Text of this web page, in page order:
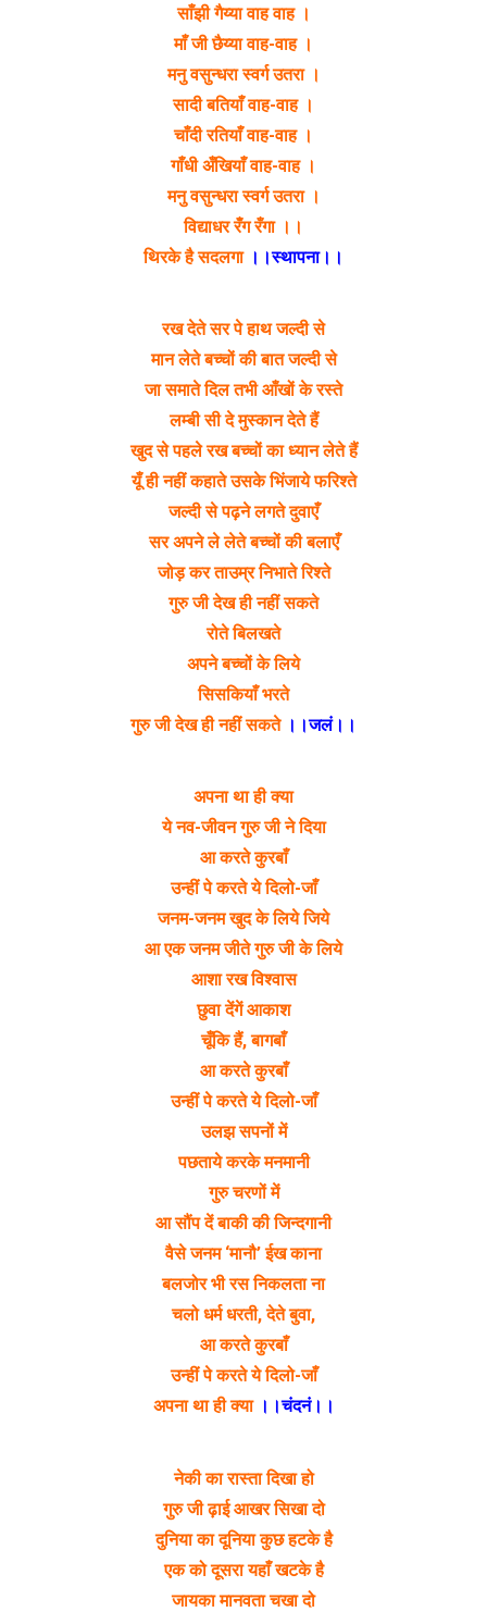
साँझी गैय्या वाह वाह ।
माँ जी छैय्या वाह-वाह ।
मनु वसुन्धरा स्वर्ग उतरा ।
सादी बतियाँ वाह-वाह ।
चाँदी रतियाँ वाह-वाह ।
गाँधी अँखियाँ वाह-वाह ।
मनु वसुन्धरा स्वर्ग उतरा ।
विद्याधर रंँग रँगा ।।
थिरके है सदलगा।।स्थापना।।
रख देते सर पे हाथ जल्दी से
मान लेते बच्चों की बात जल्दी से
जा समाते दिल तभी आँखों के रस्ते
लम्बी सी दे मुस्कान देते हैं
खुद से पहले रख बच्चों का ध्यान लेते हैं
यूँ ही नहीं कहाते उसके भिंजाये फरिश्ते
जल्दी से पढ़ने लगते दुवाएँ
सर अपने ले लेते बच्चों की बलाएँ
जोड़ कर ताउम्र निभाते रिश्ते
गुरु जी देख ही नहीं सकते
रोते बिलखते
अपने बच्चों के लिये
सिसकियाँ भरते
गुरु जी देख ही नहीं सकते।।जलं।।
अपना था ही क्या
ये नव-जीवन गुरु जी ने दिया
आ करते कुरबाँ
उन्हीं पे करते ये दिलो-जाँ
जनम-जनम खुद के लिये जिये
आ एक जनम जीते गुरु जी के लिये
आशा रख विश्वास
छुवा देंगें आकाश
चूँकि हैं, बागबाँ
आ करते कुरबाँ
उन्हीं पे करते ये दिलो-जाँ
उलझ सपनों में
पछताये करके मनमानी
गुरु चरणों में
आ सौंप दें बाकी की जिन्दगानी
वैसे जनम ‘मानौ’ ईख काना
बलजोर भी रस निकलता ना
चलो धर्म धरती, देते बुवा,
आ करते कुरबाँ
उन्हीं पे करते ये दिलो-जाँ
अपना था ही क्या ।।चंदनं।।
नेकी का रास्ता दिखा हो
गुरु जी ढ़ाई आखर सिखा दो
दुनिया का दूनिया कुछ हटके है
एक को दूसरा यहाँ खटके है
जायका मानवता चखा दो